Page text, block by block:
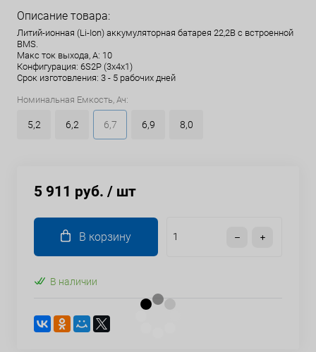
Описание товара:
Литий-ионная (Li-Ion) аккумуляторная батарея 22,2В с встроенной
BMS.
Макс ток выхода, А: 10
Конфигурация: 6S2P (3x4x1)
Срок изготовления: 3 - 5 рабочих дней
Номинальная Емкость, Ач:
5,2 6,2 6,7 6,9 8,0
5 911 руб. / шт
В корзину
В наличии